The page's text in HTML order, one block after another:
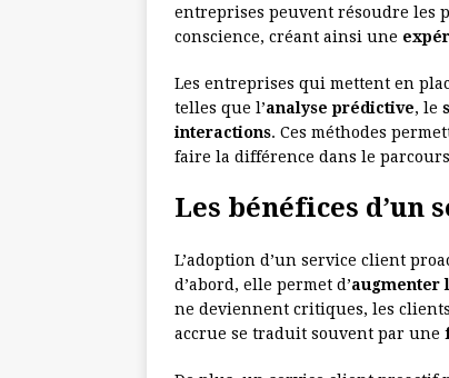
entreprises peuvent résoudre les
conscience, créant ainsi une
Les entreprises qui mettent en
telles que l’analyse prédictive, le
interactions. Ces méthodes
faire la différence dans le
Les bénéfices
L’adoption d’un service client
d’abord, elle permet d’augmenter
ne deviennent critiques, les
accrue se traduit souvent par une